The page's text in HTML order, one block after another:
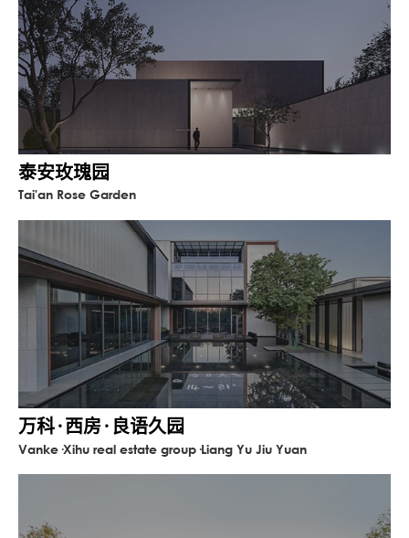
合，映衬出婆娑树影与水景的美轮美奂。
建筑师则借助玻璃与水面的反射关系，巧妙
地将自然环境引到建筑的肌肤上，建筑也因
设计而自然回归到艺术的意境中。
在这里，祥生·云境更像是一场追逐光影的游
戏，纯粹却有着韵律的交错，轻盈的建筑归
泰安玫瑰园
Tai'an Rose Garden
万科·西房·良语久园
Vanke·Xihu real estate group·Liang Yu Jiu Yuan